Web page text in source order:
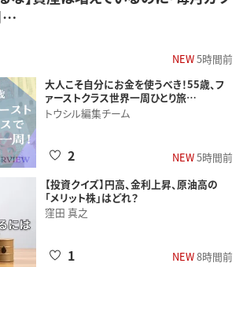
…
NEW5時間前
大人こそ自分にお金を使うべき！55歳、フ
ァーストクラス世界一周ひとり旅…
トウシル編集チーム
NEW5時間前
2
【投資クイズ】円高、金利上昇、原油高の
「メリット株」はどれ？
窪田 真之
NEW8時間前
1